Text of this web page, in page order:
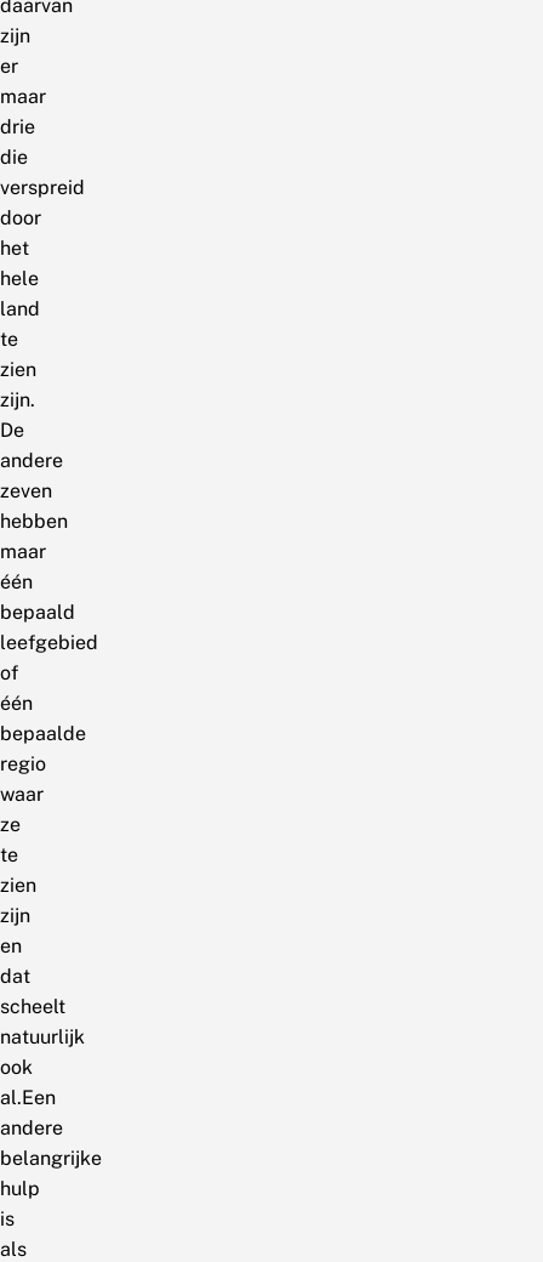
daarvan
zijn
er
maar
drie
die
verspreid
door
het
hele
land
te
zien
zijn.
De
andere
zeven
hebben
maar
één
bepaald
leefgebied
of
één
bepaalde
regio
waar
ze
te
zien
zijn
en
dat
scheelt
natuurlijk
ook
al.Een
andere
belangrijke
hulp
is
als